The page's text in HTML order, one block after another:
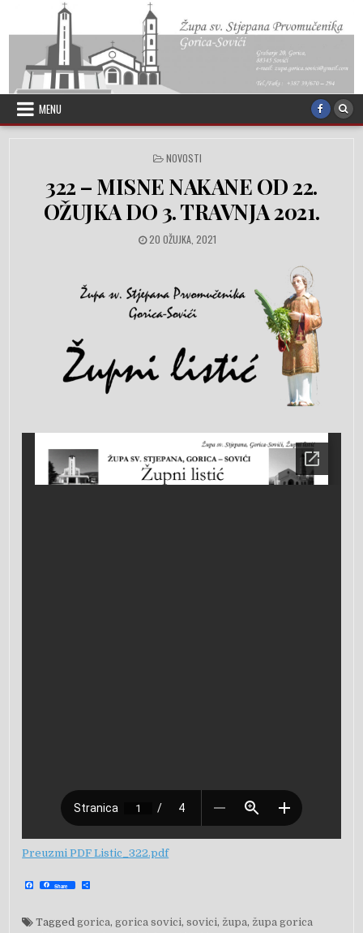
Skip to content
MENU
POSTED IN
NOVOSTI
322 – MISNE NAKANE OD 22.
OŽUJKA DO 3. TRAVNJA 2021.
PUBLISHED DATE:
20 OŽUJKA, 2021
Preuzmi PDF Listic_322.pdf
F
a
b
o
Share
e
Tagged gorica, gorica sovici,sovici, župa, župa gorica